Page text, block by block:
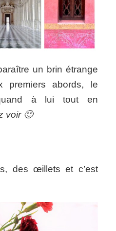
un brin étrange
premiers abords, le
à lui tout en
voir 🙂
des œillets et c’est